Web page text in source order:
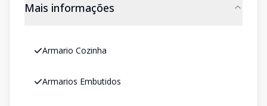
Mais informações
Armario Cozinha
Armarios Embutidos